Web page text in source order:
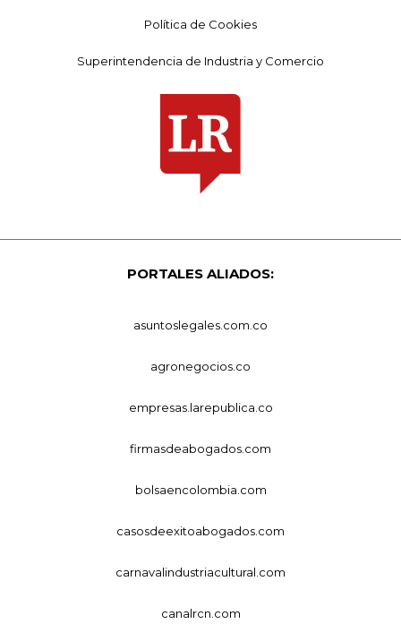
Política de Cookies
Superintendencia de Industria y Comercio
PORTALES ALIADOS:
asuntoslegales.com.co
agronegocios.co
empresas.larepublica.co
firmasdeabogados.com
bolsaencolombia.com
casosdeexitoabogados.com
carnavalindustriacultural.com
canalrcn.com